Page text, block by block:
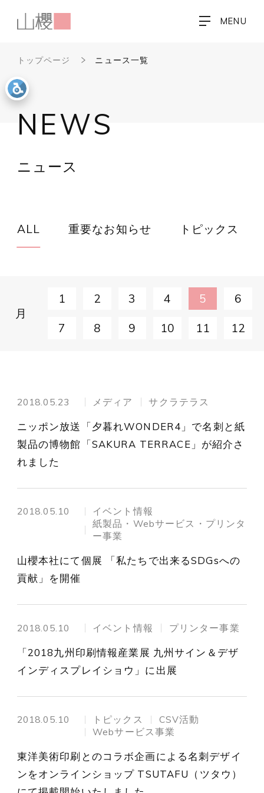
MENU
トップページ ニュース一覧
NEWS
ニュース
ALL 重要なお知らせ トピックス
月
1 2 3 4 5 6
7 8 9 10 11 12
2018.05.23 メディア サクラテラス
ニッポン放送「夕暮れWONDER4」で名刺と紙
製品の博物館「SAKURA TERRACE」が紹介さ
れました
2018.05.10
イベント情報
紙製品・Webサービス・プリンタ
ー事業
山櫻本社にて個展 「私たちで出来るSDGsへの
貢献」を開催
2018.05.10 イベント情報 プリンター事業
「2018九州印刷情報産業展 九州サイン＆デザ
インディスプレイショウ」に出展
2018.05.10 トピックス
CSV活動
Webサービス事業
東洋美術印刷とのコラボ企画による名刺デザイ
ンをオンラインショップ TSUTAFU（ツタウ）